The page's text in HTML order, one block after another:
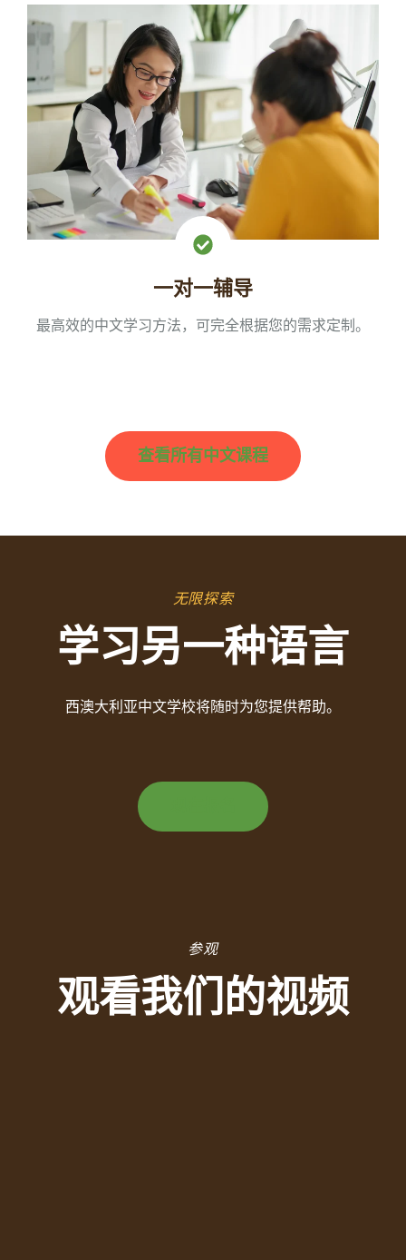
一对一辅导
最高效的中文学习方法，可完全根据您的需求定制。
查看所有中文课程
无限探索
学习另一种语言
西澳大利亚中文学校将随时为您提供帮助。
参观
观看我们的视频